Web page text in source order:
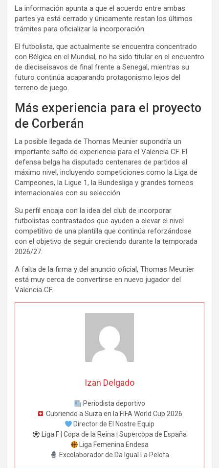
La información apunta a que el acuerdo entre ambas
partes ya está cerrado y únicamente restan los últimos
trámites para oficializar la incorporación.
El futbolista, que actualmente se encuentra concentrado
con Bélgica en el Mundial, no ha sido titular en el encuentro
de dieciseisavos de final frente a Senegal, mientras su
futuro continúa acaparando protagonismo lejos del
terreno de juego.
Más experiencia para el proyecto
de Corberán
La posible llegada de Thomas Meunier supondría un
importante salto de experiencia para el Valencia CF. El
defensa belga ha disputado centenares de partidos al
máximo nivel, incluyendo competiciones como la Liga de
Campeones, la Ligue 1, la Bundesliga y grandes torneos
internacionales con su selección.
Su perfil encaja con la idea del club de incorporar
futbolistas contrastados que ayuden a elevar el nivel
competitivo de una plantilla que continúa reforzándose
con el objetivo de seguir creciendo durante la temporada
2026/27.
A falta de la firma y del anuncio oficial, Thomas Meunier
está muy cerca de convertirse en nuevo jugador del
Valencia CF.
Izan Delgado
Periodista deportivo
Cubriendo a Suiza en la FIFA World Cup 2026
Director de El Nostre Equip
Liga F | Copa de la Reina | Supercopa de España
Liga Femenina Endesa
Excolaborador de Da Igual La Pelota